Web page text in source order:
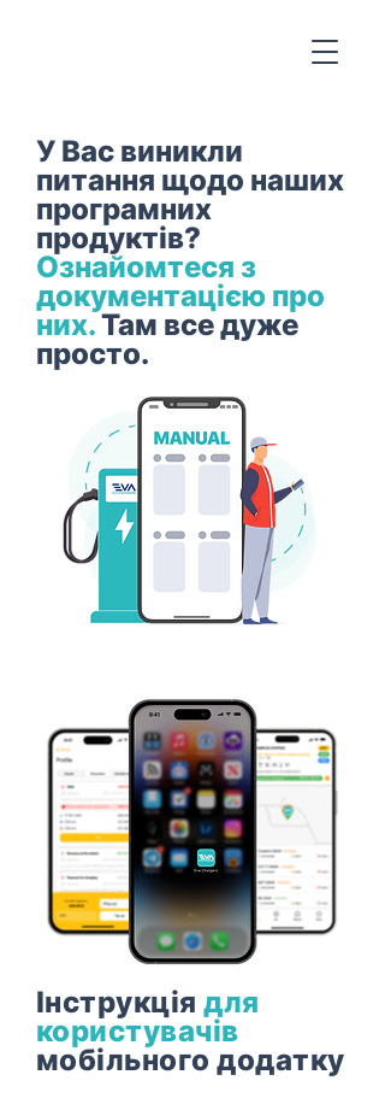
У Вас виникли
питання щодо наших
програмних
продуктів?
Ознайомтеся з
документацією про
них.Там все дуже
просто.
Інструкція для
користувачів
мобільного додатку